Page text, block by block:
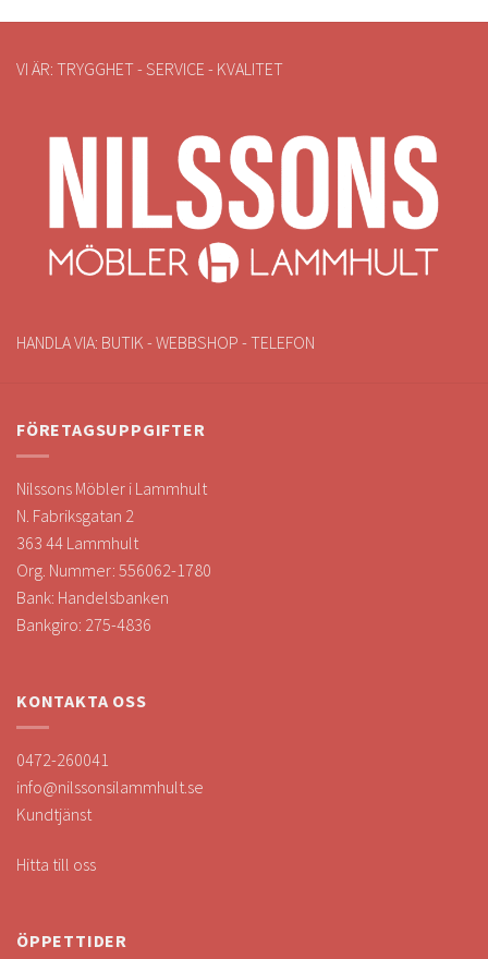
VI ÄR: TRYGGHET - SERVICE - KVALITET
HANDLA VIA: BUTIK - WEBBSHOP - TELEFON
FÖRETAGSUPPGIFTER
Nilssons Möbler i Lammhult
N. Fabriksgatan 2
363 44 Lammhult
Org. Nummer: 556062-1780
Bank: Handelsbanken
Bankgiro: 275-4836
KONTAKTA OSS
0472-260041
info@nilssonsilammhult.se
Kundtjänst
Hitta till oss
ÖPPETTIDER